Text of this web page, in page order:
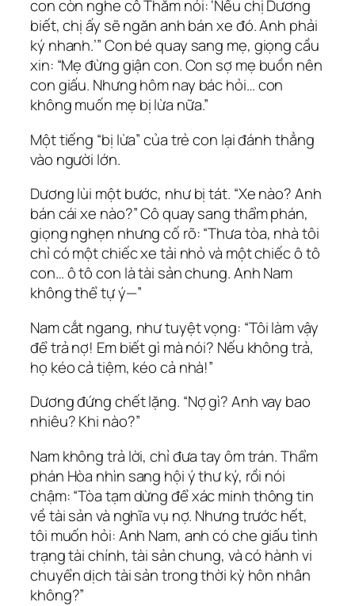
con còn nghe cô Thắm nói: ‘Nếu chị Dương
biết, chị ấy sẽ ngăn anh bán xe đó. Anh phải
ký nhanh.’” Con bé quay sang mẹ, giọng cầu
xin: “Mẹ đừng giận con. Con sợ mẹ buồn nên
con giấu. Nhưng hôm nay bác hỏi… con
không muốn mẹ bị lừa nữa.”
Một tiếng “bị lừa” của trẻ con lại đánh thẳng
vào người lớn.
Dương lùi một bước, như bị tát. “Xe nào? Anh
bán cái xe nào?” Cô quay sang thẩm phán,
giọng nghẹn nhưng cố rõ: “Thưa tòa, nhà tôi
chỉ có một chiếc xe tải nhỏ và một chiếc ô tô
con… ô tô con là tài sản chung. Anh Nam
không thể tự ý—”
Nam cắt ngang, như tuyệt vọng: “Tôi làm vậy
để trả nợ! Em biết gì mà nói? Nếu không trả,
họ kéo cả tiệm, kéo cả nhà!”
Dương đứng chết lặng. “Nợ gì? Anh vay bao
nhiêu? Khi nào?”
Nam không trả lời, chỉ đưa tay ôm trán. Thẩm
phán Hòa nhìn sang hội ý thư ký, rồi nói
chậm: “Tòa tạm dừng để xác minh thông tin
về tài sản và nghĩa vụ nợ. Nhưng trước hết,
tôi muốn hỏi: Anh Nam, anh có che giấu tình
trạng tài chính, tài sản chung, và có hành vi
chuyển dịch tài sản trong thời kỳ hôn nhân
không?”